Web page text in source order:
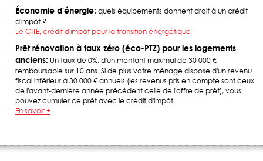
Économie d'énergie: quels équipements donnent droit à un crédit
d'impôt ?
Le CITE, crédit d'impôt pour la transition énergétique
Prêt rénovation à taux zéro (éco-PTZ) pour les logements
anciens: Un taux de 0%, d'un montant maximal de 30 000 €
remboursable sur 10 ans. Si de plus votre ménage dispose d'un revenu
fiscal inférieur à 30 000 € annuels (les revenus pris en compte sont ceux
de l'avant-dernière année précédent celle de l'offre de prêt), vous
pouvez cumuler ce prêt avec le crédit d'impôt.
En savoir +